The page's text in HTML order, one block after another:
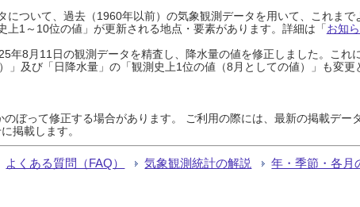
について、過去（1960年以前）の気象観測データを用いて、これま
1～10位の値」が更新される地点・要素があります。詳細は「お知
年8月11日の観測データを精査し、降水量の値を修正しました。これ
」及び「日降水量」の「観測史上1位の値（8月としての値）」も変
ぼって修正する場合があります。 ご利用の際には、最新の掲載デー
掲載します。
よくある質問（FAQ） 気象観測統計の解説 年・季節・各月